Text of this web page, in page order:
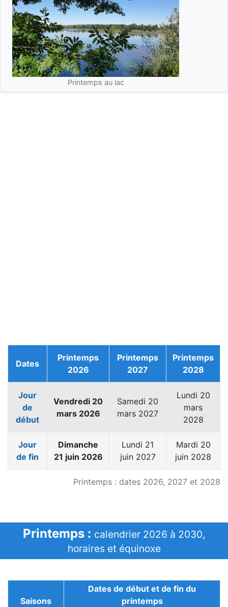
Printemps au lac
Printemps : dates 2026, 2027 et 2028
Dates
Printemps
2026
Printemps
2027
Printemps
2028
Jour
de
début
Vendredi 20
mars 2026
Samedi 20
mars 2027
Lundi 20
mars
2028
Jour
de fin
Dimanche
21 juin 2026
Lundi 21
juin 2027
Mardi 20
juin 2028
Printemps : calendrier 2026 à 2030,
horaires et équinoxe
Saisons
Dates de début et de fin du
printemps